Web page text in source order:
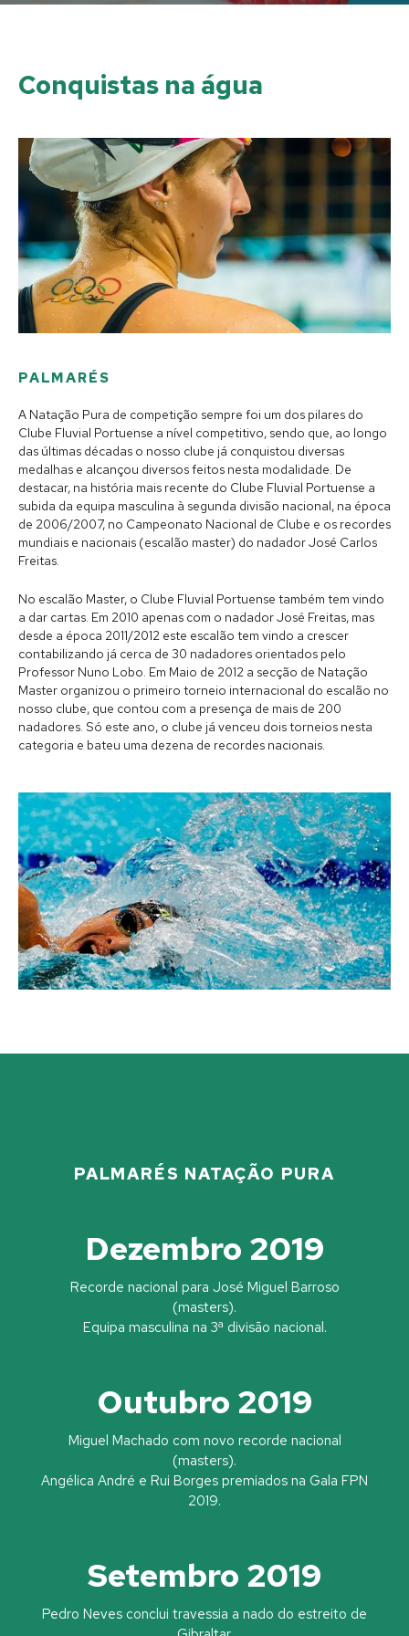
Conquistas na água
PALMARÉS
A Natação Pura de competição sempre foi um dos pilares do
Clube Fluvial Portuense a nível competitivo, sendo que, ao longo
das últimas décadas o nosso clube já conquistou diversas
medalhas e alcançou diversos feitos nesta modalidade. De
destacar, na história mais recente do Clube Fluvial Portuense a
subida da equipa masculina à segunda divisão nacional, na época
de 2006/2007, no Campeonato Nacional de Clube e os recordes
mundiais e nacionais (escalão master) do nadador José Carlos
Freitas.
No escalão Master, o Clube Fluvial Portuense também tem vindo
a dar cartas. Em 2010 apenas com o nadador José Freitas, mas
desde a época 2011/2012 este escalão tem vindo a crescer
contabilizando já cerca de 30 nadadores orientados pelo
Professor Nuno Lobo. Em Maio de 2012 a secção de Natação
Master organizou o primeiro torneio internacional do escalão no
nosso clube, que contou com a presença de mais de 200
nadadores. Só este ano, o clube já venceu dois torneios nesta
categoria e bateu uma dezena de recordes nacionais.
PALMARÉS NATAÇÃO PURA
Dezembro 2019
Recorde nacional para José Miguel Barroso
(masters).
Equipa masculina na 3ª divisão nacional.
Outubro 2019
Miguel Machado com novo recorde nacional
(masters).
Angélica André e Rui Borges premiados na Gala FPN
2019.
Setembro 2019
Pedro Neves conclui travessia a nado do estreito de